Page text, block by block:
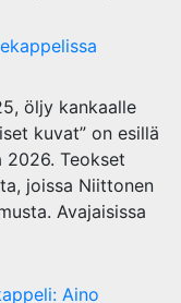
öljy kankaalle
kuvat” on esillä
2026. Teokset
joissa Niittonen
Avajaisissa
Aino